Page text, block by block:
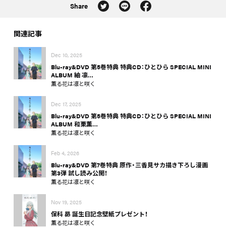
Share
関連記事
Dec 10, 2025
Blu-ray&DVD 第5巻特典 特典CD：ひとひら SPECIAL MINI
ALBUM 紬 凛…
薫る花は凛と咲く
Dec 17, 2025
Blu-ray&DVD 第5巻特典 特典CD：ひとひら SPECIAL MINI
ALBUM 和栗薫…
薫る花は凛と咲く
Feb 4, 2026
Blu-ray&DVD 第7巻特典 原作・三香見サカ描き下ろし漫画
第3弾 試し読み公開！
薫る花は凛と咲く
Nov 19, 2025
保科 昴 誕生日記念壁紙プレゼント！
薫る花は凛と咲く